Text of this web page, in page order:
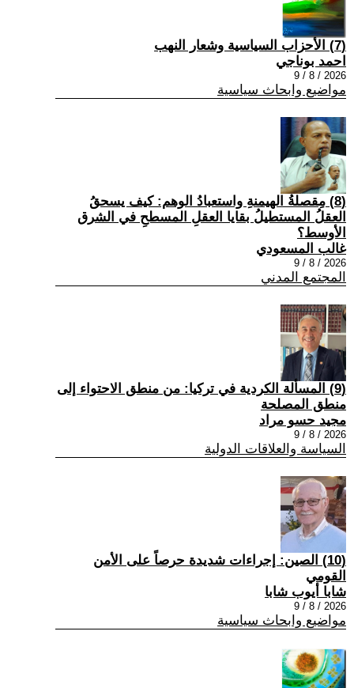
(7) الأحزاب السياسية وشعار النهب
احمد بوناجي
2026 / 8 / 9
مواضيع وابحاث سياسية
(8) مِقصلةُ الهيمنةِ واستعبادُ الوهم: كيف يسحقُ
العقلُ المستطيلُ بقايا العقلِ المسطحِ في الشرق
الأوسط؟
غالب المسعودي
2026 / 8 / 9
المجتمع المدني
(9) المسألة الكردية في تركيا: من منطق الاحتواء إلى
منطق المصلحة
مجيد حسو مراد
2026 / 8 / 9
السياسة والعلاقات الدولية
(10) الصين: إجراءات شديدة حرصاً على الأمن
القومي
شابا أيوب شابا
2026 / 8 / 9
مواضيع وابحاث سياسية